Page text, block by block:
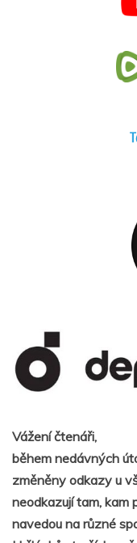
Vážení čtenáři,
během nedávných
změněny odkazy u
neodkazují tam, kam
navedou na různé